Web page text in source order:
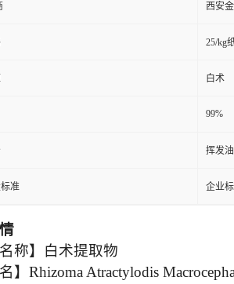
西安
25/kg
白术
99%
挥发
准 企业
名称】白术提取物
】Rhizoma Atractylodis